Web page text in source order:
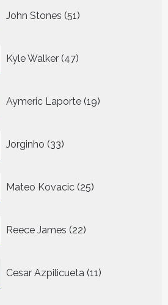
John Stones 51
producten
Kyle Walker 47
producten
Aymeric Laporte 19
producten
Jorginho 33
producten
Mateo Kovacic 25
producten
Reece James 22
producten
Cesar Azpilicueta 11
producten